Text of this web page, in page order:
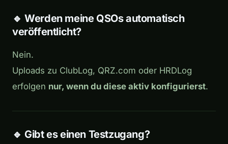
🔹 Werden meine QSOs automatisch
veröffentlicht?
Nein.
Uploads zu ClubLog, QRZ.com oder HRDLog
erfolgen nur, wenn du diese aktiv konfigurierst.
🔹 Gibt es einen Testzugang?